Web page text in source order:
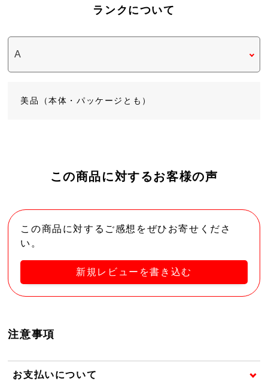
ランクについて
美品（本体・パッケージとも）
この商品に対するお客様の声
この商品に対するご感想をぜひお寄せくださ
い。
新規レビューを書き込む
注意事項
お支払いについて